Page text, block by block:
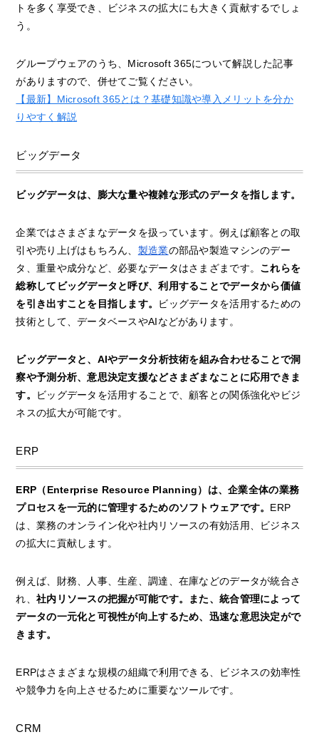
トを多く享受でき、ビジネスの拡大にも大きく貢献するでしょ
う。
グループウェアのうち、Microsoft 365について解説した記事
がありますので、併せてご覧ください。
【最新】Microsoft 365とは？基礎知識や導入メリットを分か
りやすく解説
ビッグデータ
ビッグデータは、膨大な量や複雑な形式のデータを指します。
企業ではさまざまなデータを扱っています。例えば顧客との取
引や売り上げはもちろん、 製造業の部品や製造マシンのデー
タ、重量や成分など、必要なデータはさまざまです。 これらを
総称してビッグデータと呼び、利用することでデータから価値
を引き出すことを目指します。
ビッグデータを活用するための
技術として、データベースやAIなどがあります。
ビッグデータと、AIやデータ分析技術を組み合わせることで洞
察や予測分析、意思決定支援などさまざまなことに応用できま
す。
ビッグデータを活用することで、顧客との関係強化やビジ
ネスの拡大が可能です。
ERP
ERP（Enterprise Resource Planning）は、企業全体の業務
プロセスを一元的に管理するためのソフトウェアです。 ERP
は、業務のオンライン化や社内リソースの有効活用、ビジネス
の拡大に貢献します。
例えば、財務、人事、生産、調達、在庫などのデータが統合さ
れ、 社内リソースの把握が可能です。また、統合管理によって
データの一元化と可視性が向上するため、迅速な意思決定がで
きます。
ERPはさまざまな規模の組織で利用できる、ビジネスの効率性
や競争力を向上させるために重要なツールです。
CRM